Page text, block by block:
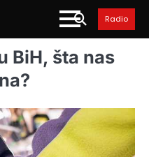
Radio
BiH, šta nas